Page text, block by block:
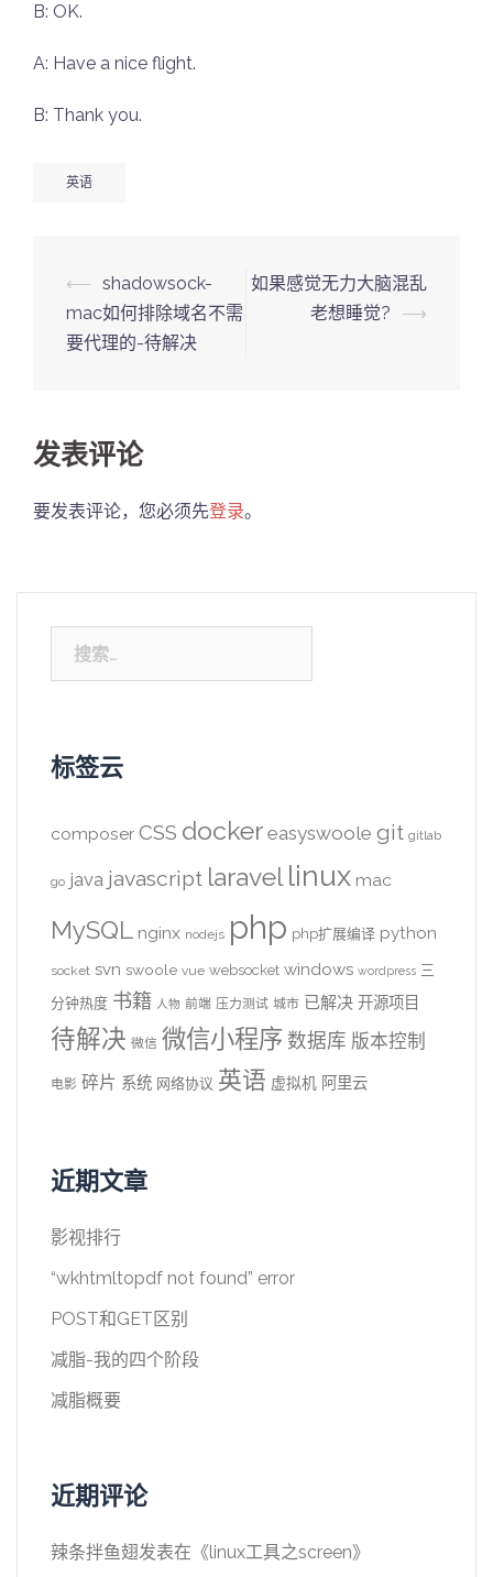
B: OK.
A: Have a nice flight.
B: Thank you.
英语
Post
navigation
⟵ shadowsock-
mac如何排除域名不需
要代理的-待解决
如果感觉无力大脑混乱
老想睡觉?
⟶
发表评论
要发表评论，您必须先登录。
索：
标签云
composer CSS docker easyswoole git gitlab
go java javascript laravel linux mac
MySQL nginx nodejs php php扩展编译 python
socket svn swoole vue websocket windows wordpress 三
分钟热度 书籍 人物 前端 压力测试 城市 已解决 开源项目
待解决 微信 微信小程序 数据库 版本控制
电影 碎片 系统 网络协议 英语 虚拟机 阿里云
近期文章
影视排行
“wkhtmltopdf not found” error
POST和GET区别
减脂-我的四个阶段
减脂概要
近期评论
辣条拌鱼翅发表在《linux工具之screen》